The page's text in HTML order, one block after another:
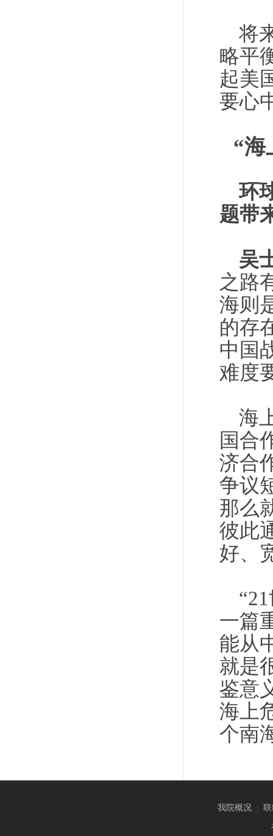
将
略平
起美
要心
“海
环
题带
吴
之路
海则
的存
中国
难度
海
国合
济合
争议
那么
彼此
好、
一篇
能从
就是
鉴意
海上
个南
我院概况